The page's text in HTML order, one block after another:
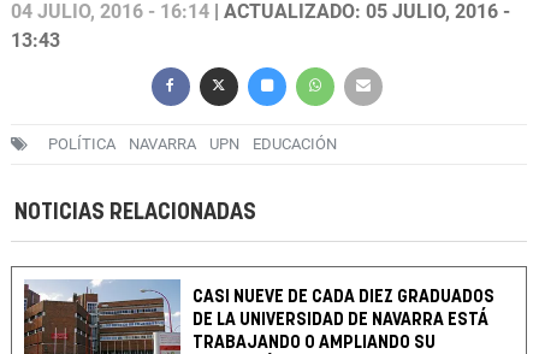
04 JULIO, 2016 - 16:14 | ACTUALIZADO: 05 JULIO, 2016 -
13:43
POLÍTICA NAVARRA UPN EDUCACIÓN
NOTICIAS RELACIONADAS
CASI NUEVE DE CADA DIEZ GRADUADOS
DE LA UNIVERSIDAD DE NAVARRA ESTÁ
TRABAJANDO O AMPLIANDO SU